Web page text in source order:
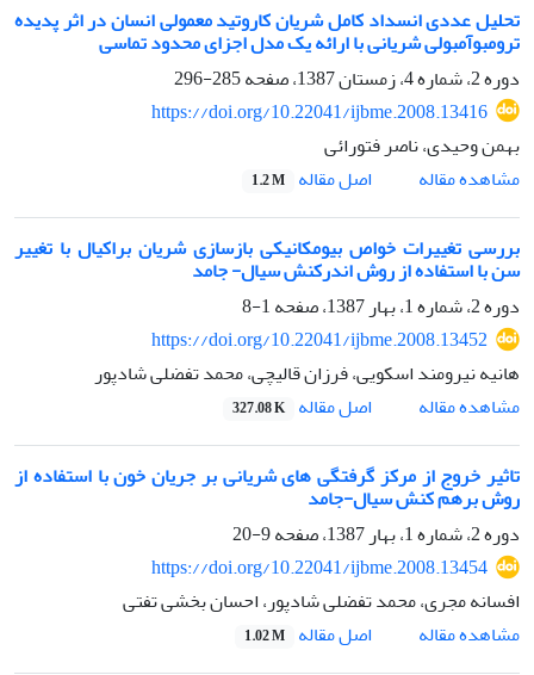
تحلیل عددی انسداد کامل شریان کاروتید معمولی انسان در اثر پدیده
ترومبوآمبولی شریانی با ارائه یک مدل اجزای محدود تماسی
دوره 2، شماره 4، زمستان 1387، صفحه
285-296
https://doi.org/10.22041/ijbme.2008.13416
بهمن وحیدی، ناصر فتورائی
مشاهده مقاله
اصل مقاله 1.2 M
بررسی تغییرات خواص بیومکانیکی بازسازی شریان براکیال با تغییر
سن با استفاده از روش اندرکنش سیال- جامد
دوره 2، شماره 1، بهار 1387، صفحه
1-8
https://doi.org/10.22041/ijbme.2008.13452
هانیه نیرومند اسکویی، فرزان قالیچی، محمد تفضلی شادپور
مشاهده مقاله
اصل مقاله 327.08 K
تاثیر خروج از مرکز گرفتگی های شریانی بر جریان خون با استفاده از
روش برهم کنش سیال-جامد
دوره 2، شماره 1، بهار 1387، صفحه
9-20
https://doi.org/10.22041/ijbme.2008.13454
افسانه مجری، محمد تفضلی شادپور، احسان بخشی تفتی
مشاهده مقاله
اصل مقاله 1.02 M